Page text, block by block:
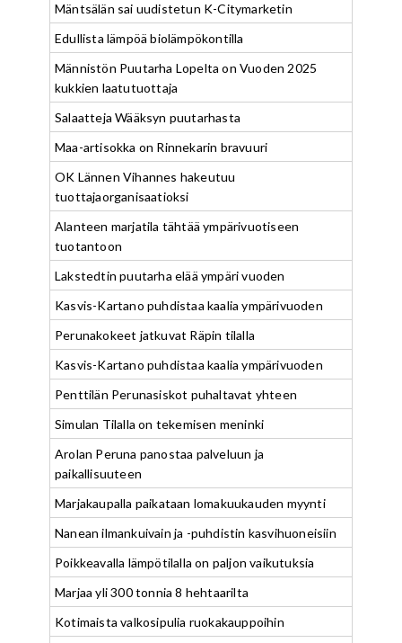
Mäntsälän sai uudistetun K-Citymarketin
Edullista lämpöä biolämpökontilla
Männistön Puutarha Lopelta on Vuoden 2025
kukkien laatutuottaja
Salaatteja Wääksyn puutarhasta
Maa-artisokka on Rinnekarin bravuuri
OK Lännen Vihannes hakeutuu
tuottajaorganisaatioksi
Alanteen marjatila tähtää ympärivuotiseen
tuotantoon
Lakstedtin puutarha elää ympäri vuoden
Kasvis-Kartano puhdistaa kaalia ympärivuoden
Perunakokeet jatkuvat Räpin tilalla
Kasvis-Kartano puhdistaa kaalia ympärivuoden
Penttilän Perunasiskot puhaltavat yhteen
Simulan Tilalla on tekemisen meninki
Arolan Peruna panostaa palveluun ja
paikallisuuteen
Marjakaupalla paikataan lomakuukauden myynti
Nanean ilmankuivain ja -puhdistin kasvihuoneisiin
Poikkeavalla lämpötilalla on paljon vaikutuksia
Marjaa yli 300 tonnia 8 hehtaarilta
Kotimaista valkosipulia ruokakauppoihin